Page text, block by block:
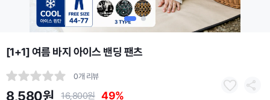
[1+1] 여름 바지 아이스 밴딩 팬츠
0개 리뷰
8,580원 16,800원 49%